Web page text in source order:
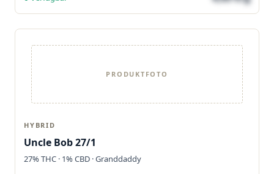
PRODUKTFOTO
HYBRID
Uncle Bob 27/1
27% THC · 1% CBD · Granddaddy